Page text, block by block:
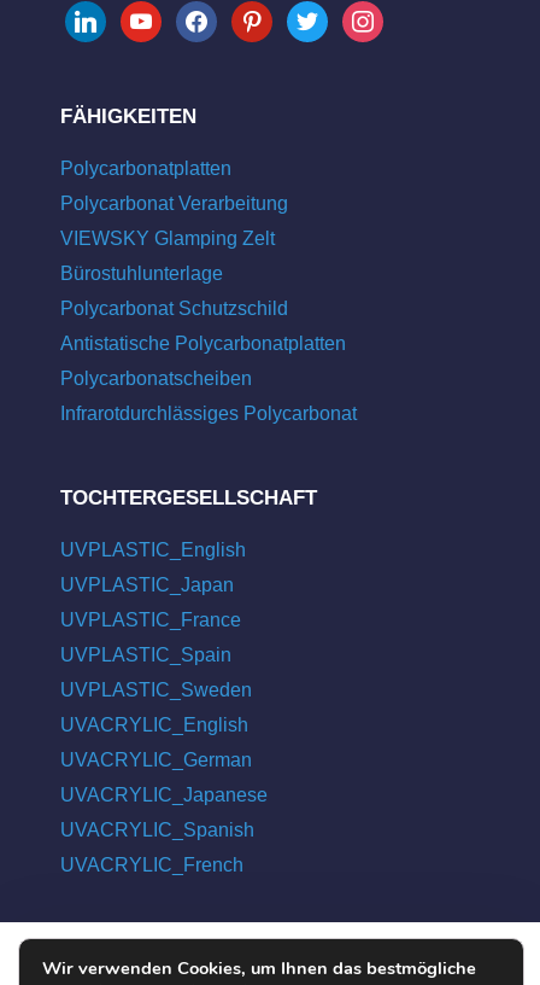
linkedinyoutubefacebookpinteresttwitter instagram
FÄHIGKEITEN
Polycarbonatplatten
Polycarbonat Verarbeitung
VIEWSKY Glamping Zelt
Bürostuhlunterlage
Polycarbonat Schutzschild
Antistatische Polycarbonatplatten
Polycarbonatscheiben
Infrarotdurchlässiges Polycarbonat
TOCHTERGESELLSCHAFT
UVPLASTIC_English
UVPLASTIC_Japan
UVPLASTIC_France
UVPLASTIC_Spain
UVPLASTIC_Sweden
UVACRYLIC_English
UVACRYLIC_German
UVACRYLIC_Japanese
UVACRYLIC_Spanish
UVACRYLIC_French
Wir verwenden Cookies, um Ihnen das bestmögliche